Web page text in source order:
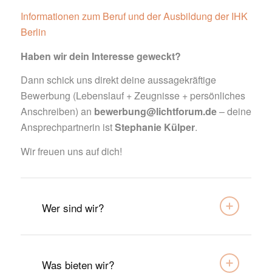
Informationen zum Beruf und der Ausbildung der IHK
Berlin
Haben wir dein Interesse geweckt?
Dann schick uns direkt deine aussagekräftige
Bewerbung (Lebenslauf + Zeugnisse + persönliches
Anschreiben) an bewerbung@lichtforum.de– deine
Ansprechpartnerin istStephanie Külper.
Wir freuen uns auf dich!
Wer sind wir?
Was bieten wir?